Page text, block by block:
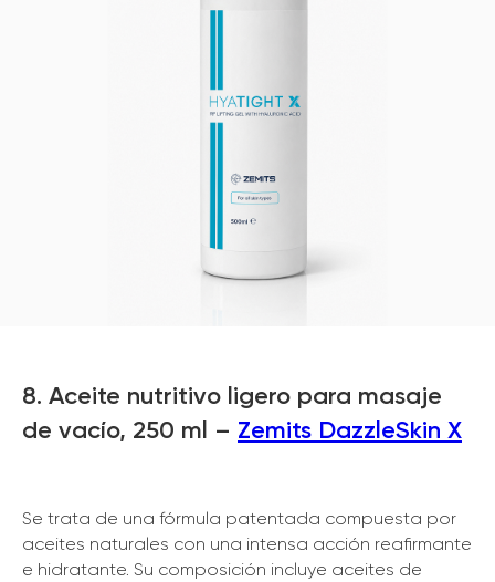
8. Aceite nutritivo ligero para masaje
de vacío, 250 ml – Zemits DazzleSkin X
Se trata de una fórmula patentada compuesta por
aceites naturales con una intensa acción reafirmante
e hidratante. Su composición incluye aceites de